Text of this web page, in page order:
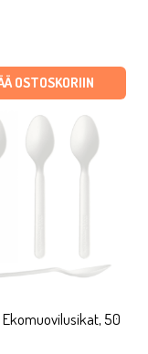
OSTOSKORIIN
50